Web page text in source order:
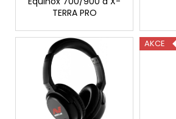
TERRA PRO
AKCE